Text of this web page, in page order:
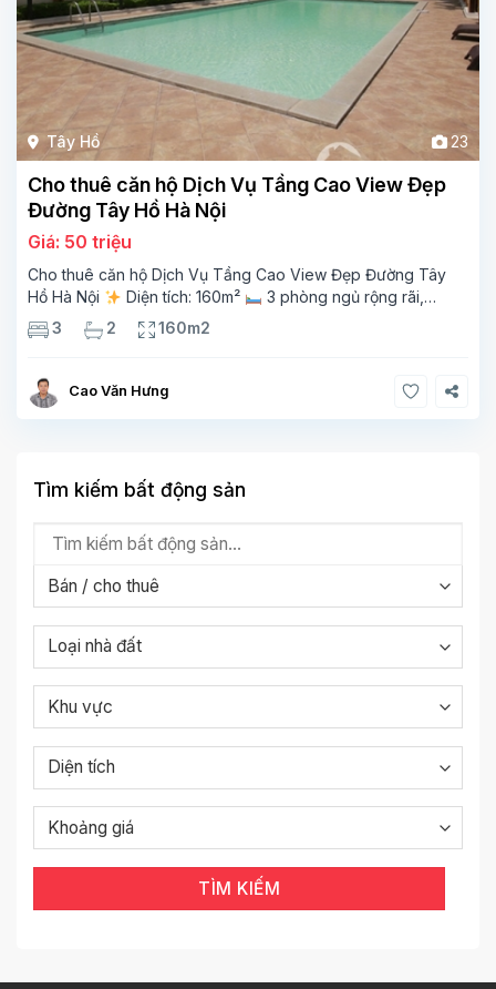
Tây Hồ 23
Cho thuê căn hộ Dịch Vụ Tầng Cao View Đẹp
Đường Tây Hồ Hà Nội
Giá: 50 triệu
Cho thuê căn hộ Dịch Vụ Tầng Cao View Đẹp Đường Tây
Hồ Hà Nội
Diện tích: 160m²
3 phòng ngủ rộng rãi,
thoáng sáng
2 phòng tắm tiện nghi
khách hiện đại, ban công thoáng mát
3 2 160m2
Cao Văn Hưng
Tìm kiếm bất động sản
TÌM KIẾM